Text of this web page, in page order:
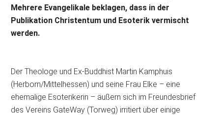
Mehrere Evangelikale beklagen, dass in der
Publikation Christentum und Esoterik vermischt
werden.
Der Theologe und Ex-Buddhist Martin Kamphuis
(Herborn/Mittelhessen) und seine Frau Elke – eine
ehemalige Esoterikerin – äußern sich im Freundesbrief
des Vereins GateWay (Torweg) irritiert über einige